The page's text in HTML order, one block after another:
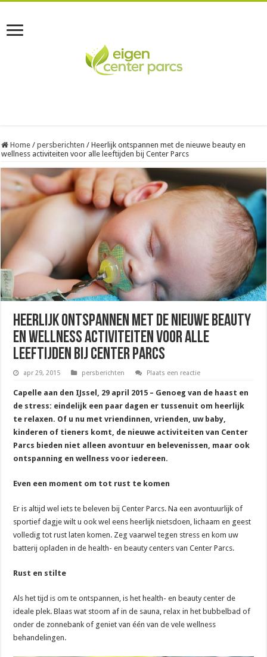
Home / persberichten / Heerlijk ontspannen met de nieuwe beauty en
wellness activiteiten voor alle leeftijden bij Center Parcs
Heerlijk ontspannen met de nieuwe beauty
en wellness activiteiten voor alle
leeftijden bij Center Parcs
apr 29, 2015 persberichten Plaats een reactie
Capelle aan den IJssel, 29 april 2015 – Genoeg van de haast en
de stress: eindelijk een paar dagen er tussenuit om heerlijk
te relaxen. Of u nu met vriendinnen, vrienden, uw baby,
kinderen of tieners komt, de nieuwe activiteiten van Center
Parcs bieden niet alleen avontuur en belevenissen, maar ook
ontspanning en wellness voor iedereen.
Even een moment om tot rust te komen
Er is altijd wel iets te beleven bij Center Parcs. Na een avontuurlijk of
sportief dagje wilt u ook wel eens heerlijk nietsdoen, lichaam en geest
volledig tot rust laten komen. Zeg vaarwel tegen stress en kom uw
batterij opladen in de health- en beauty centers van Center Parcs.
Rust en stilte
Als het tijd is om te ontspannen, is het health- en beauty center de
ideale plek. Blaas wat stoom af in de sauna, relax in het bubbelbad of
onder de zonnebank of geniet van één van de vele wellness
behandelingen.